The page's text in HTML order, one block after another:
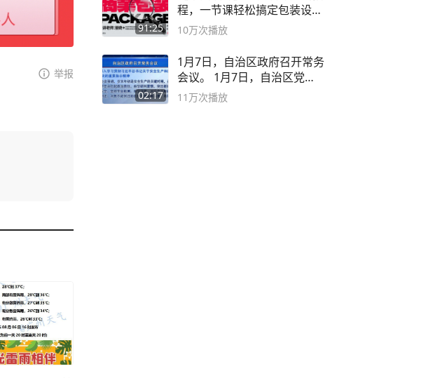
举报
91:25
程，一节课轻松搞定包装设计
流程！
10万次播放
02:17
1月7日，自治区政府召开常务
会议。 1月7日，自治区党委
副书记
11万次播放